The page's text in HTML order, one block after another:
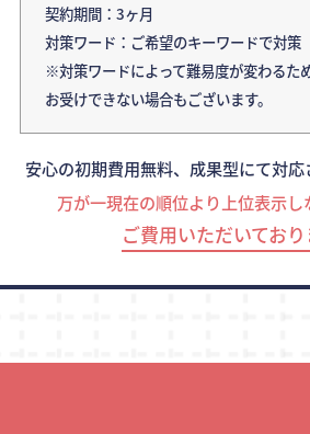
契約期間：3ヶ月
対策ワード：ご希望のキーワードで対策
※対策ワードによって難易度が変わるため
お受けできない場合もございます。
安心の初期費用無料、成果型にて対応
万が一現在の順位より上位表示し
ご費用いただいており